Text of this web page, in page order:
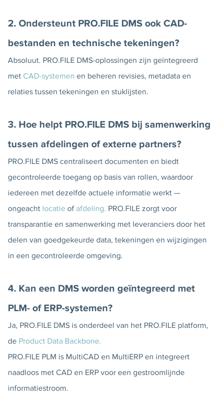
2. Ondersteunt PRO.FILE DMS ook CAD-
bestanden en technische tekeningen?
Absoluut. PRO.FILE DMS-oplossingen zijn geïntegreerd
met CAD-systemen en beheren revisies, metadata en
relaties tussen tekeningen en stuklijsten.
3. Hoe helpt PRO.FILE DMS bij samenwerking
tussen afdelingen of externe partners?
PRO.FILE DMS centraliseert documenten en biedt
gecontroleerde toegang op basis van rollen, waardoor
iedereen met dezelfde actuele informatie werkt —
ongeacht locatie ofafdeling. PRO.FILE zorgt voor
transparantie en samenwerking met leveranciers door het
delen van goedgekeurde data, tekeningen en wijzigingen
in een gecontroleerde omgeving.
4. Kan een DMS worden geïntegreerd met
PLM- of ERP-systemen?
Ja, PRO.FILE DMS is onderdeel van het PRO.FILE platform,
de Product Data Backbone.
PRO.FILE PLM is MultiCAD en MultiERP en integreert
naadloos met CAD en ERP voor een gestroomlijnde
informatiestroom.